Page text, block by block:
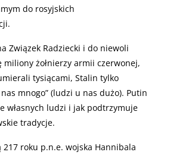
do rosyjskich
Związek Radziecki i do niewoli
miliony żołnierzy armii czerwonej,
tysiącami, Stalin tylko
mnogo” (ludzi u nas dużo). Putin
własnych ludzi i jak podtrzymuje
tradycje.
217 roku p.n.e. wojska Hannibala